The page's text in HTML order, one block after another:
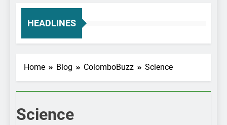
HEADLINES
Home Blog ColomboBuzz Science
Science